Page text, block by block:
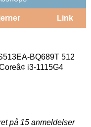
Link
BQ689T 512
i3-1115G4
på 15 anmeldelser